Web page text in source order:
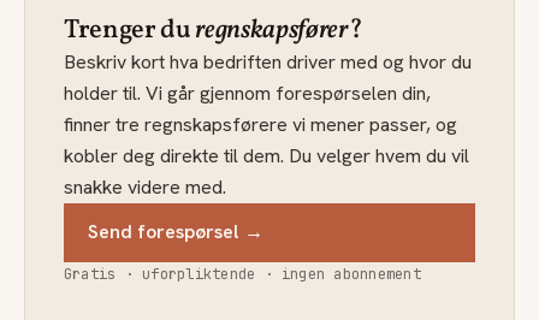
Trenger duregnskapsfører?
Beskriv kort hva bedriften driver med og hvor du
holder til. Vi går gjennom forespørselen din,
finner tre regnskapsførere vi mener passer, og
kobler deg direkte til dem. Du velger hvem du vil
snakke videre med.
Send forespørsel →
Gratis · uforpliktende · ingen abonnement